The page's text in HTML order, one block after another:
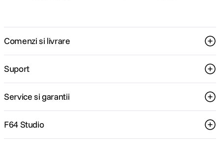
Comenzi si livrare
Suport
Service si garantii
F64 Studio